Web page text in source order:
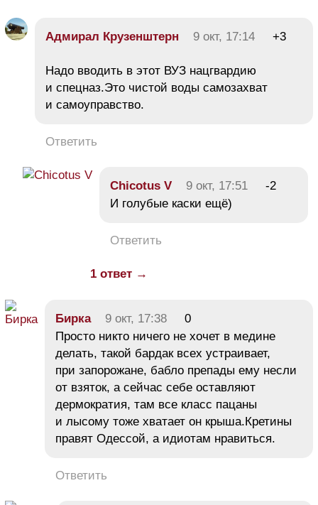
Адмирал Крузенштерн 9 окт, 17:14 +3
Надо вводить в этот ВУЗ нацгвардию
и спецназ.Это чистой воды самозахват
и самоуправство.
Ответить
Chicotus V 9 окт, 17:51
-2
И голубые каски ещё)
Ответить
1 ответ →
Бирка 9 окт, 17:38
0
Просто никто ничего не хочет в медине
делать, такой бардак всех устраивает,
при запорожане, бабло препады ему несли
от взяток, а сейчас себе оставляют
дермократия, там все класс пацаны
и лысому тоже хватает он крыша.Кретины
правят Одессой, а идиотам нравиться.
Ответить